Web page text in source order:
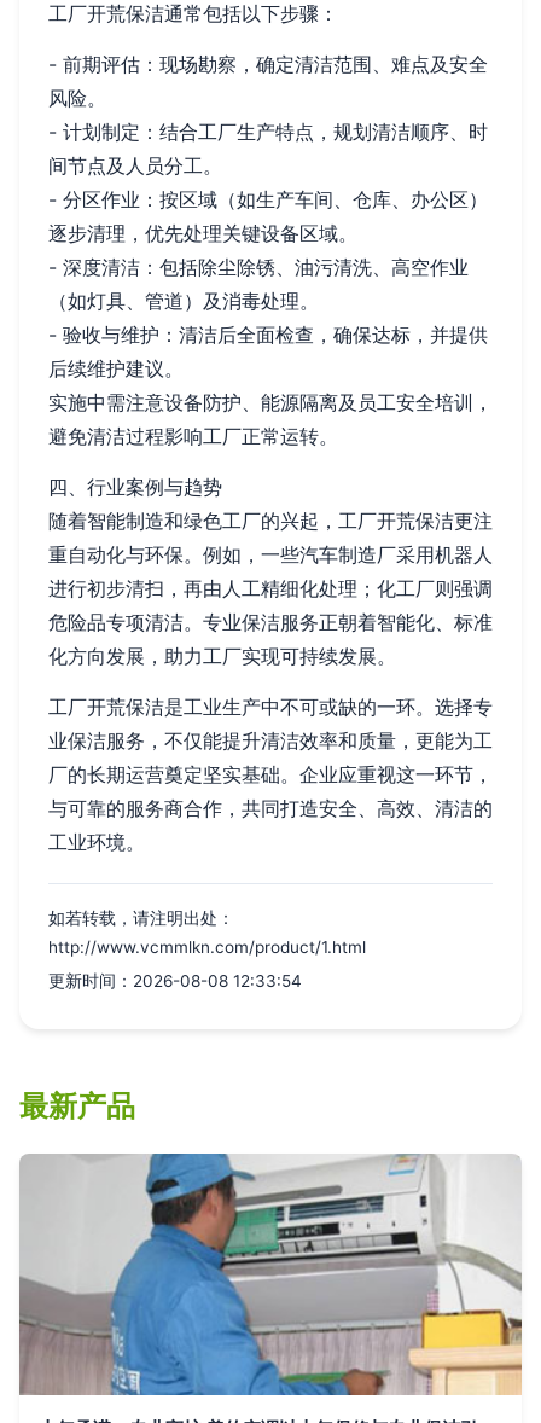
工厂开荒保洁通常包括以下步骤：
- 前期评估：现场勘察，确定清洁范围、难点及安全
风险。
- 计划制定：结合工厂生产特点，规划清洁顺序、时
间节点及人员分工。
- 分区作业：按区域（如生产车间、仓库、办公区）
逐步清理，优先处理关键设备区域。
- 深度清洁：包括除尘除锈、油污清洗、高空作业
（如灯具、管道）及消毒处理。
- 验收与维护：清洁后全面检查，确保达标，并提供
后续维护建议。
实施中需注意设备防护、能源隔离及员工安全培训，
避免清洁过程影响工厂正常运转。
四、行业案例与趋势
随着智能制造和绿色工厂的兴起，工厂开荒保洁更注
重自动化与环保。例如，一些汽车制造厂采用机器人
进行初步清扫，再由人工精细化处理；化工厂则强调
危险品专项清洁。专业保洁服务正朝着智能化、标准
化方向发展，助力工厂实现可持续发展。
工厂开荒保洁是工业生产中不可或缺的一环。选择专
业保洁服务，不仅能提升清洁效率和质量，更能为工
厂的长期运营奠定坚实基础。企业应重视这一环节，
与可靠的服务商合作，共同打造安全、高效、清洁的
工业环境。
如若转载，请注明出处：
http://www.vcmmlkn.com/product/1.html
更新时间：2026-08-08 12:33:54
最新产品